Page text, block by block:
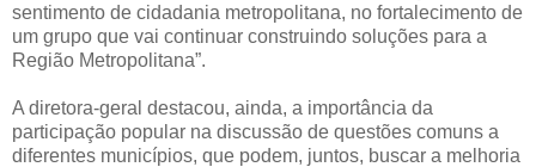
sentimento de cidadania metropolitana, no fortalecimento de
um grupo que vai continuar construindo soluções para a
Região Metropolitana”.
A diretora-geral destacou, ainda, a importância da
participação popular na discussão de questões comuns a
diferentes municípios, que podem, juntos, buscar a melhoria